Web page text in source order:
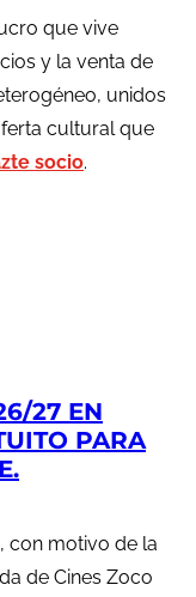
que vive
y la venta de
unidos
cultural que
socio.
27 EN
PARA
con motivo de la
de Cines Zoco